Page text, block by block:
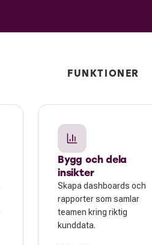
FUNKTIONER
Bygg och dela
insikter
Skapa dashboards och
rapporter som samlar
teamen kring riktig
kunddata.